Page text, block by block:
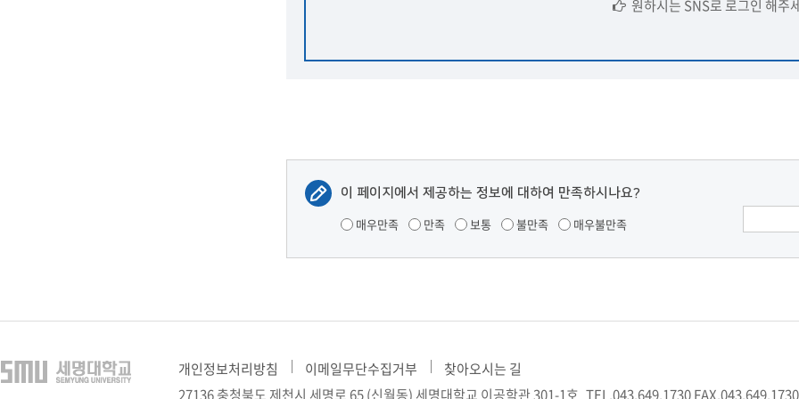
원하시는 SNS로 로그인 해주
이 페이지에서 제공하는 정보에 대하여 만족하시나요?
매우만족 만족 보통 불만족 매우불만족
개인정보처리방침 이메일무단수집거부
찾아오시는 길
27136 충청북도 제천시 세명로 65 (신월동) 세명대학교 이공학관 301-1호 TEL.043.649.1730FAX.043.649.1730